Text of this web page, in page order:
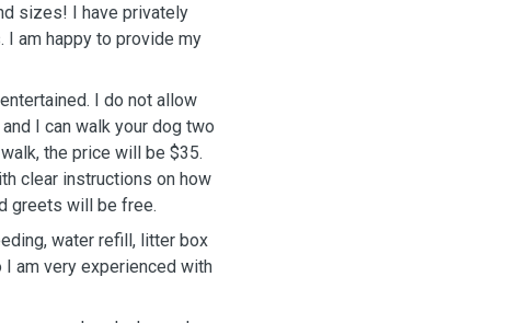
sizes! I have privately
am happy to provide my
I do not allow
I can walk your dog two
the price will be $35.
clear instructions on how
greets will be free.
water refill, litter box
am very experienced with